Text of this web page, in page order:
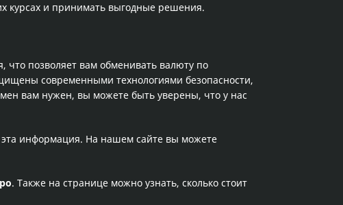
курсах и принимать выгодные решения.
что позволяет вам обменивать валюту по
современными технологиями безопасности,
вам нужен, вы можете быть уверены, что у нас
эта информация. На нашем сайте вы можете
. Также на странице можно узнать, сколько стоит